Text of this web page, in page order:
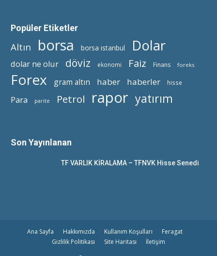
Popüler Etiketler
Altın borsa borsa istanbul Dolar
dolar ne olur döviz ekonomi Faiz Finans foreks
Forex gram altın haber haberler hisse
Para parite Petrol rapor yatırım
Son Yayınlanan
TF VARLIK KİRALAMA – TFNVK Hisse Senedi
Ana Sayfa Hakkımızda Kullanım Koşulları
Feragat
Gizlilik Politikası
Site Haritası
İletişim